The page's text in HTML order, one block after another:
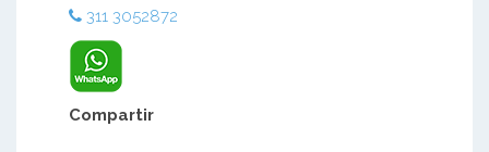
311 3052872
Compartir